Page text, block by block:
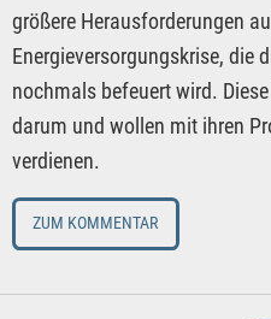
größere Herausforderungen
Energieversorgungskrise, die
nochmals befeuert wird.
darum und wollen mit ihren
verdienen.
ZUM KOMMENTAR